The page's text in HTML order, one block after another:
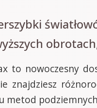
to nowoczesny
znajdziesz
metod